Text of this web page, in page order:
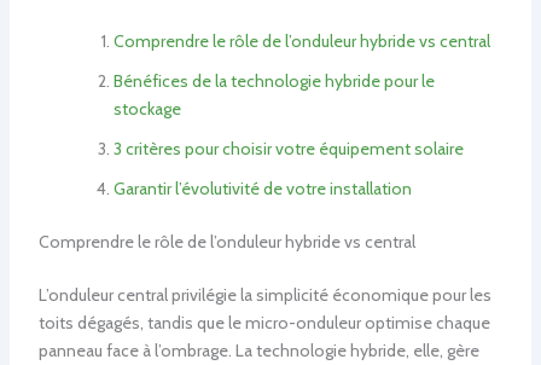
Comprendre le rôle de l’onduleur hybride vs central
Bénéfices de la technologie hybride pour le
stockage
3 critères pour choisir votre équipement solaire
Garantir l’évolutivité de votre installation
Comprendre le rôle de l’onduleur hybride vs central
L’onduleur central privilégie la simplicité économique pour les
toits dégagés, tandis que le micro-onduleur optimise chaque
panneau face à l’ombrage. La technologie hybride, elle, gère